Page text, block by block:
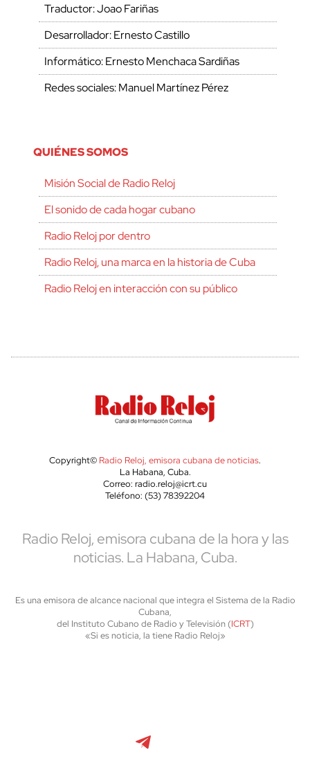
Traductor: Joao Fariñas
Desarrollador: Ernesto Castillo
Informático: Ernesto Menchaca Sardiñas
Redes sociales: Manuel Martínez Pérez
QUIÉNES SOMOS
Misión Social de Radio Reloj
El sonido de cada hogar cubano
Radio Reloj por dentro
Radio Reloj, una marca en la historia de Cuba
Radio Reloj en interacción con su público
Copyright© Radio Reloj, emisora cubana de noticias.
La Habana, Cuba.
Correo: radio.reloj@icrt.cu
Teléfono: (53) 78392204
Radio Reloj, emisora cubana de la hora y las
noticias. La Habana, Cuba.
Es una emisora de alcance nacional que integra el Sistema de la Radio
Cubana,
del Instituto Cubano de Radio y Televisión (ICRT)
«Si es noticia, la tiene Radio Reloj»